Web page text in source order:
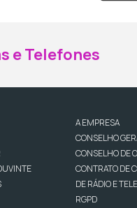
e Telefones
A EMPRESA
CONSELHO
CONSELHO DE
CONTRATO DE
DE RÁDIO E
RGPD